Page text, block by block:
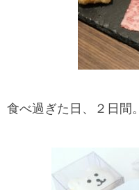
食べ過ぎた日、２日間。